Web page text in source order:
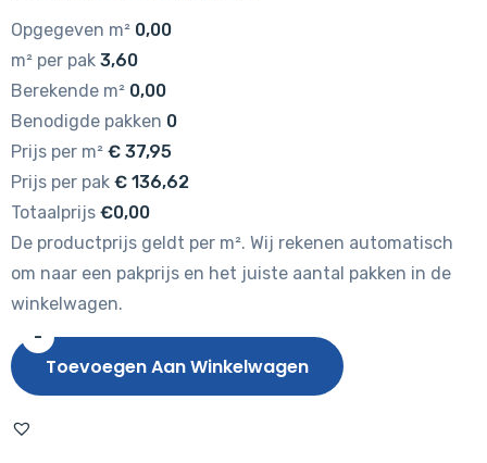
Opgegeven m² 0,00
m² per pak 3,60
Berekende m² 0,00
Benodigde pakken 0
Prijs per m² € 37,95
Prijs per pak € 136,62
Totaalprijs €0,00
De productprijs geldt per m². Wij rekenen automatisch
om naar een pakprijs en het juiste aantal pakken in de
winkelwagen.
-
Tarkett
iD
55
Toevoegen Aan Winkelwagen